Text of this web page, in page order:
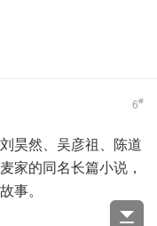
6#
昊然、吴彦祖、陈道
家的同名长篇小说，
事。